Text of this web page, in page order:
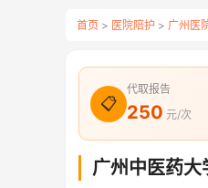
首页 > 医院陪护 > 广州医
📋
代取报告
250 元/次
广州中医药